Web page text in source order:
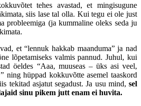
tehes avastad, et mingisugune
siis lase tal olla. Kui tegu ei ole just
probleemiga (ja kummaline oleks seda ju
et “lennuk hakkab maanduma” ja nad
lõpetamiseks valmis pannud. Juhul, kui
öeldes “Aaa, muuseas – üks asi veel,
ning hüppad kokkuvõtte asemel taaskord
tekitad asjatut segadust. Ja usu mind, sel
sinu pikem jutt enam ei huvita.